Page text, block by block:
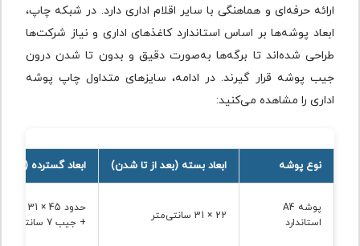
ارائه حرفه‌ای و هماهنگی با سایر اقلام اداری دارد. در شبکه چاپ،
ابعاد پوشه‌ها بر اساس استاندارد کاغذهای اداری و نیاز شرکت‌ها
طراحی شده‌اند تا برگه‌ها به‌صورت دقیق و بدون تا شدن درون
جیب پوشه قرار گیرند. در ادامه، سایزهای متداول چاپ پوشه
اداری را مشاهده می‌کنید:
نوع پوشه ابعاد بسته (بعد از تا شدن) ابعاد گسترده (قبل
پوشه A4
استاندارد
22 × 31 سانتی‌متر
+ جیب 7 سانتی‌متری)